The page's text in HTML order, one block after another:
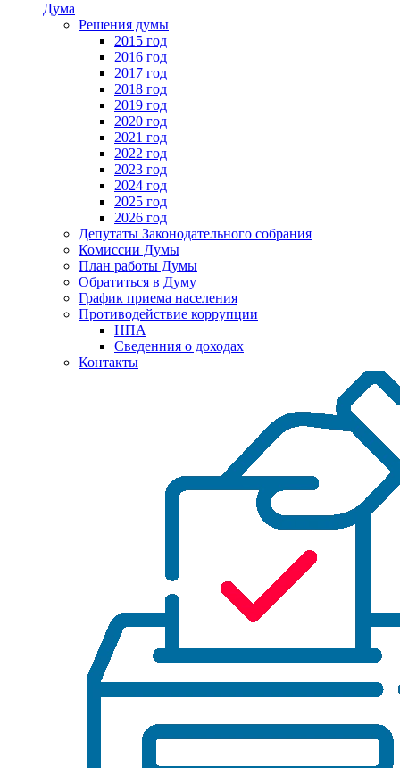
Дума
Решения думы
2015 год
2016 год
2017 год
2018 год
2019 год
2020 год
2021 год
2022 год
2023 год
2024 год
2025 год
2026 год
Депутаты Законодательного собрания
Комиссии Думы
План работы Думы
Обратиться в Думу
График приема населения
Противодействие коррупции
НПА
Сведенния о доходах
Контакты